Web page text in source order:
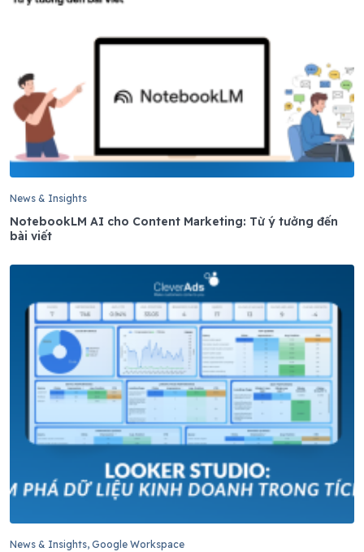
News & Insights
NotebookLM AI cho Content Marketing: Từ ý tưởng đến
bài viết
News & Insights, Google Workspace